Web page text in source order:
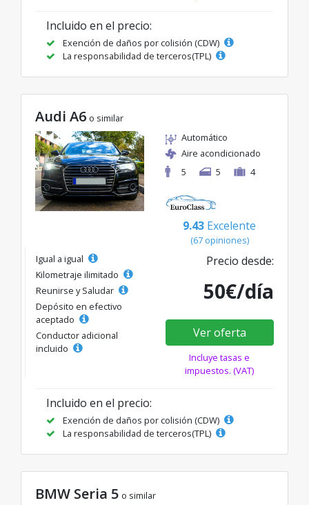
Incluido en el precio:
Exención de daños por colisión (CDW)
La responsabilidad de terceros(TPL)
Audi A6 o similar
Automático
Aire acondicionado
5
5 4
9.43 Excelente
(67 opiniones)
Igual a igual
Kilometraje ilimitado
Reunirse y Saludar
Depósito en efectivo
aceptado
Conductor adicional
incluido
Precio desde:
50€/día
Ver oferta
Incluye tasas e
impuestos. (VAT)
Incluido en el precio:
Exención de daños por colisión (CDW)
La responsabilidad de terceros(TPL)
BMW Seria 5 o similar